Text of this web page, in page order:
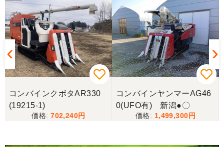
福島県／mizoguchi
この度のお取引誠に有り難うございました。スムー
ズなお取引で感謝申し上げます。また機会がござい
ましたら是非よろしくお願いします。ちなみに、送
付の際の鉄のパレット的なものはいかがしましょ
福島県／mizoguchi
コンバインクボタAR330
(19215-1)
702,240
コンバインヤンマーAG46
0(UFO有) 新潟●〇
1,499,300